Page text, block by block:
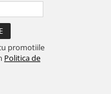
promotiile
Politica de